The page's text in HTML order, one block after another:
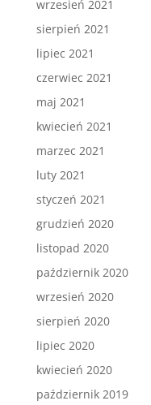
wrzesień 2021
sierpień 2021
lipiec 2021
czerwiec 2021
maj 2021
kwiecień 2021
marzec 2021
luty 2021
styczeń 2021
grudzień 2020
listopad 2020
październik 2020
wrzesień 2020
sierpień 2020
lipiec 2020
kwiecień 2020
październik 2019